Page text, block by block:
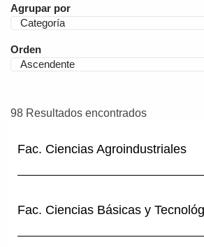
Agrupar por
Orden
98 Resultados encontrados
Fac. Ciencias Agroindustriales
Fac. Ciencias Básicas y